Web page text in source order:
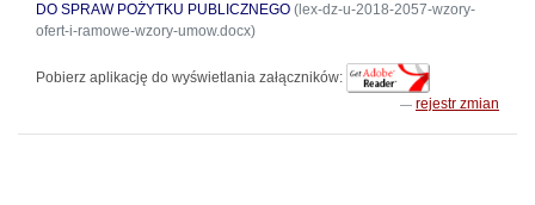
DO SPRAW POŻYTKU PUBLICZNEGO (lex-dz-u-2018-2057-wzory-
ofert-i-ramowe-wzory-umow.docx)
Pobierz aplikację do wyświetlania załączników:
rejestr zmian